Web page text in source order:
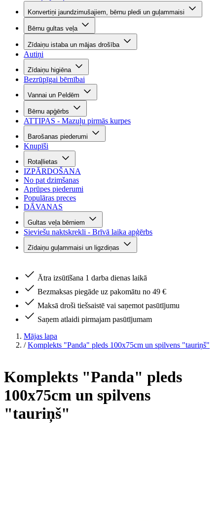
Konvertiņi jaundzimušajiem, bērnu pledi un guļammaisi
Bērnu gultas veļa
Zīdaiņu istaba un mājas drošība
Autiņi
Zīdaiņu higiēna
Bezrūpīgai bērnībai
Vannai un Peldēm
Bērnu apģērbs
ATTIPAS - Mazuļu pirmās kurpes
Barošanas piederumi
Knupīši
Rotaļlietas
IZPĀRDOŠANA
No pat dzimšanas
Aprūpes piederumi
Populāras preces
DĀVANAS
Gultas veļa bērniem
Sieviešu naktskrekli - Brīvā laika apģērbs
Zīdaiņu guļammaisi un ligzdiņas
Ātra izsūtīšana 1 darba dienas laikā
Bezmaksas piegāde uz pakomātu no 49 €
Maksā droši tiešsaistē vai saņemot pasūtījumu
Saņem atlaidi pirmajam pasūtījumam
Mājas lapa
/ Komplekts "Panda" pleds 100x75cm un spilvens "tauriņš"
Komplekts "Panda" pleds
100x75cm un spilvens
"tauriņš"